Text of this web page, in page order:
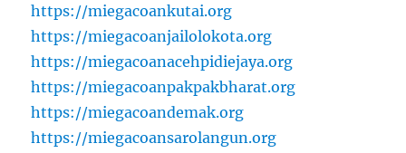
https://miegacoankutai.org
https://miegacoanjailolokota.org
https://miegacoanacehpidiejaya.org
https://miegacoanpakpakbharat.org
https://miegacoandemak.org
https://miegacoansarolangun.org